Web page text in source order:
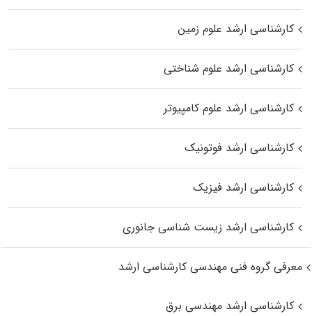
کارشناسی ارشد علوم زمین
کارشناسی ارشد علوم شناختی
کارشناسی ارشد علوم کامپیوتر
کارشناسی ارشد فوتونیک
کارشناسی ارشد فیزیک
کارشناسی ارشد زیست‌ شناسی جانوری
معرفی گروه فنی مهندسی کارشناسی ارشد
کارشناسی ارشد مهندسی برق